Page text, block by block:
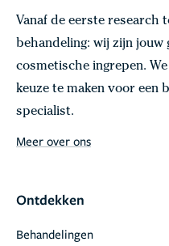
Vanaf de eerste research
behandeling: wij zijn jouw
cosmetische ingrepen.
keuze te maken voor een
specialist.
Meer over ons
Ontdekken
Behandelingen